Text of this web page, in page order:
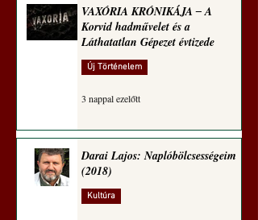
VAXÓRIA KRÓNIKÁJA ‒ A
Korvid hadművelet és a
Láthatatlan Gépezet évtizede
Új Történelem
3 nappal ezelőtt
Darai Lajos: Naplóbölcsességeim
(2018)
Kultúra